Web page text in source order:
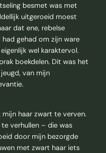
besmet was met
uitgeroeid moest
dat ene, rebelse
gehad om zijn ware
wel karaktervol.
boekdelen. Dit was het
van mijn
haar zwart te verven.
verhullen – die was
door mijn bezorgde
met zwart haar iets